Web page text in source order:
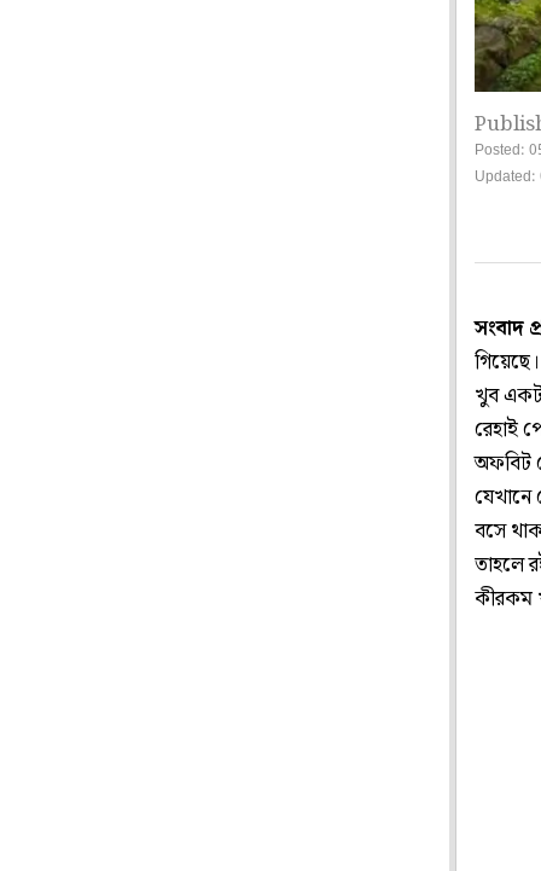
Posted:
Updated:
সংবাদ
খুব
রেহাই
অফবিট
যেখানে
বসে
তাহলে
কীরকম